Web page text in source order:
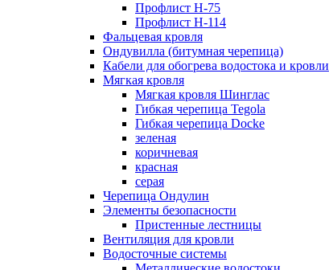
Профлист Н-75
Профлист H-114
Фальцевая кровля
Ондувилла (битумная черепица)
Кабели для обогрева водостока и кровли
Мягкая кровля
Мягкая кровля Шинглас
Гибкая черепица Tegola
Гибкая черепица Docke
зеленая
коричневая
красная
серая
Черепица Ондулин
Элементы безопасности
Пристенные лестницы
Вентиляция для кровли
Водосточные системы